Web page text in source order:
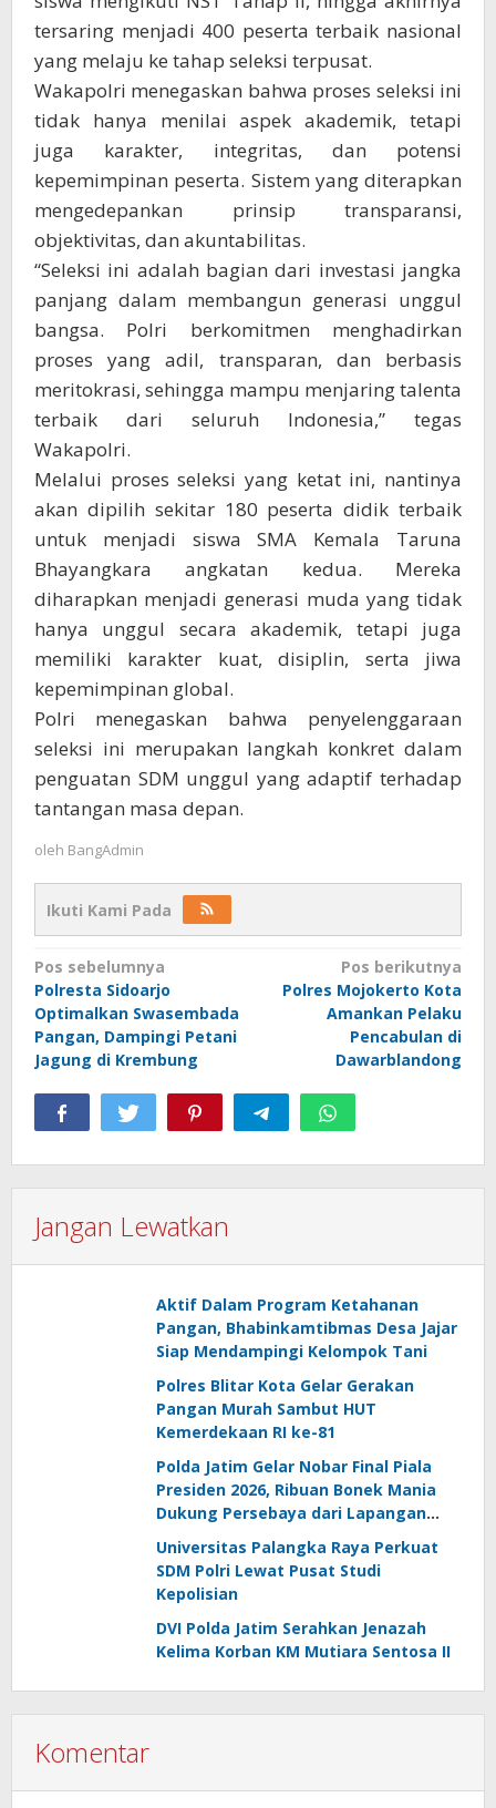
tersaring menjadi 400 peserta terbaik nasional
yang melaju ke tahap seleksi terpusat.
Wakapolri menegaskan bahwa proses seleksi ini
tidak hanya menilai aspek akademik, tetapi
juga karakter, integritas, dan potensi
kepemimpinan peserta. Sistem yang diterapkan
mengedepankan prinsip transparansi,
objektivitas, dan akuntabilitas.
“Seleksi ini adalah bagian dari investasi jangka
panjang dalam membangun generasi unggul
bangsa. Polri berkomitmen menghadirkan
proses yang adil, transparan, dan berbasis
meritokrasi, sehingga mampu menjaring talenta
terbaik dari seluruh Indonesia,” tegas
Wakapolri.
Melalui proses seleksi yang ketat ini, nantinya
akan dipilih sekitar 180 peserta didik terbaik
untuk menjadi siswa SMA Kemala Taruna
Bhayangkara angkatan kedua. Mereka
diharapkan menjadi generasi muda yang tidak
hanya unggul secara akademik, tetapi juga
memiliki karakter kuat, disiplin, serta jiwa
kepemimpinan global.
Polri menegaskan bahwa penyelenggaraan
seleksi ini merupakan langkah konkret dalam
penguatan SDM unggul yang adaptif terhadap
tantangan masa depan.
oleh BangAdmin
Ikuti Kami Pada
Navigasi
pos
Pos sebelumnya
Polresta Sidoarjo
Optimalkan Swasembada
Pangan, Dampingi Petani
Jagung di Krembung
Pos berikutnya
Polres Mojokerto Kota
Amankan Pelaku
Pencabulan di
Dawarblandong
Jangan Lewatkan
Aktif Dalam Program Ketahanan
Pangan, Bhabinkamtibmas Desa Jajar
Siap Mendampingi Kelompok Tani
Polres Blitar Kota Gelar Gerakan
Pangan Murah Sambut HUT
Kemerdekaan RI ke-81
Polda Jatim Gelar Nobar Final Piala
Presiden 2026, Ribuan Bonek Mania
Dukung Persebaya dari Lapangan
Mapolda
Universitas Palangka Raya Perkuat
SDM Polri Lewat Pusat Studi
Kepolisian
DVI Polda Jatim Serahkan Jenazah
Kelima Korban KM Mutiara Sentosa II
Komentar